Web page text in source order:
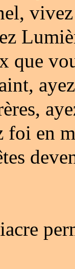
que
foi en